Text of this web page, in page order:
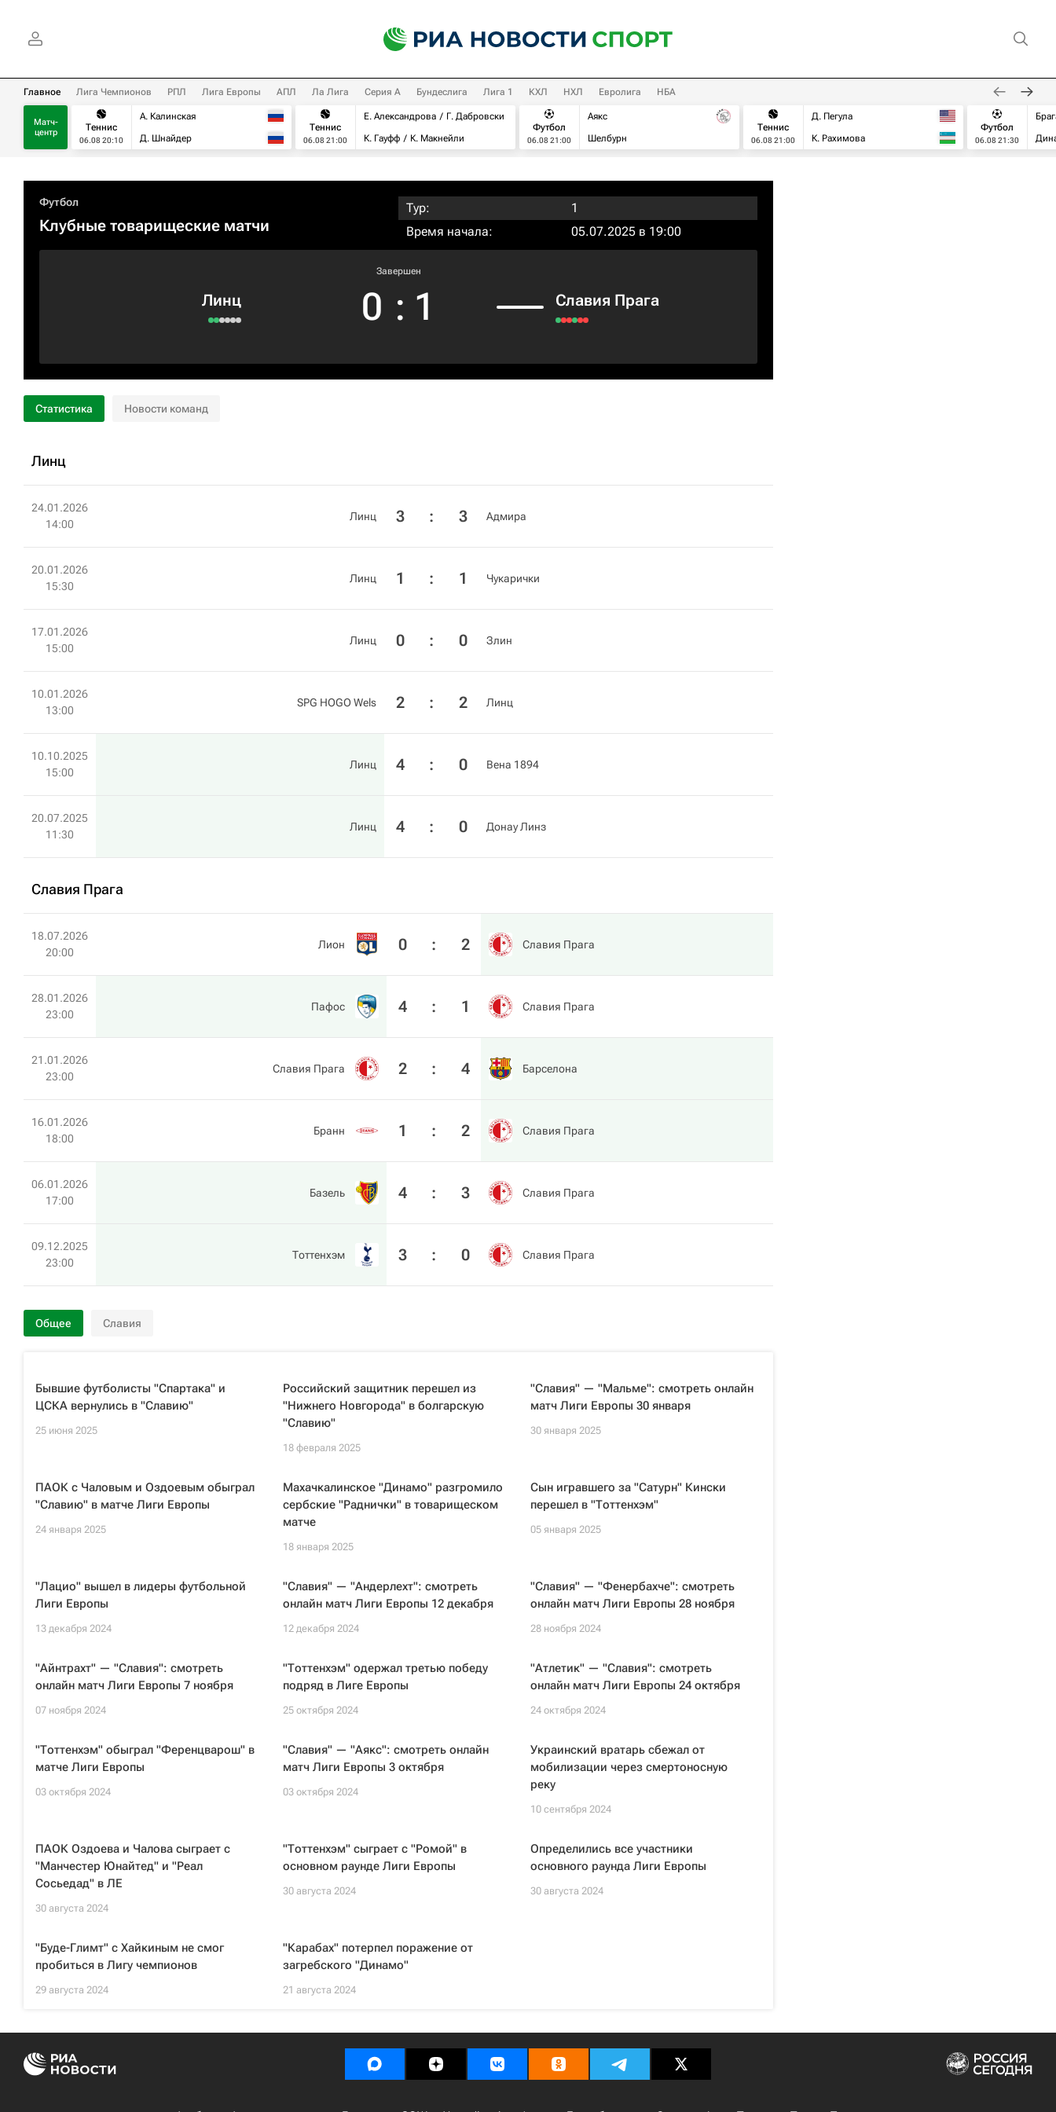
Главное Лига Чемпионов РПЛ Лига Европы АПЛ Ла Лига Серия А Бундеслига Лига 1 КХЛ НХЛ Евролига НБА
Матч-
центр
Теннис
06.08 20:10
А. Калинская
Д. Шнайдер
Теннис
06.08 21:00
Е. Александрова
Г. Дабровски
К. Гауфф
К. Макнейли
Футбол
06.08 21:00
Аякс
Шелбурн
Теннис
06.08 21:00
Д. Пегула
К. Рахимова
Футбол
06.08 21:30
Футбол
Клубные товарищеские матчи
Тур:
1
Время начала:
05.07.2025 в 19:00
Линц
Завершен
0 : 1 Славия Прага
Статистика Новости команд
Линц
24.01.2026
14:00
Линц 3 : 3 Адмира
20.01.2026
15:30
Линц 1 : 1 Чукарички
17.01.2026
15:00
Линц 0 : 0 Злин
10.01.2026
13:00
SPG HOGO Wels 2 : 2 Линц
10.10.2025
15:00
Линц 4 : 0 Вена 1894
20.07.2025
11:30
Линц 4 : 0 Донау Линз
Славия Прага
18.07.2026
20:00
Лион 0 : 2 Славия Прага
28.01.2026
23:00
Пафос 4 : 1 Славия Прага
21.01.2026
23:00
Славия Прага 2 : 4 Барселона
16.01.2026
18:00
Бранн 1 : 2 Славия Прага
06.01.2026
17:00
Базель 4 : 3 Славия Прага
09.12.2025
23:00
Тоттенхэм 3 : 0 Славия Прага
Общее Славия
Бывшие футболисты "Спартака" и
ЦСКА вернулись в "Славию"
25 июня 2025
Российский защитник перешел из
"Нижнего Новгорода" в болгарскую
"Славию"
18 февраля 2025
"Славия" — "Мальме": смотреть онлайн
матч Лиги Европы 30 января
30 января 2025
ПАОК с Чаловым и Оздоевым обыграл
"Славию" в матче Лиги Европы
24 января 2025
Махачкалинское "Динамо" разгромило
сербские "Раднички" в товарищеском
матче
18 января 2025
Сын игравшего за "Сатурн" Кински
перешел в "Тоттенхэм"
05 января 2025
"Лацио" вышел в лидеры футбольной
Лиги Европы
13 декабря 2024
"Славия" — "Андерлехт": смотреть
онлайн матч Лиги Европы 12 декабря
12 декабря 2024
"Славия" — "Фенербахче": смотреть
онлайн матч Лиги Европы 28 ноября
28 ноября 2024
"Айнтрахт" — "Славия": смотреть
онлайн матч Лиги Европы 7 ноября
07 ноября 2024
"Тоттенхэм" одержал третью победу
подряд в Лиге Европы
25 октября 2024
"Атлетик" — "Славия": смотреть
онлайн матч Лиги Европы 24 октября
24 октября 2024
"Тоттенхэм" обыграл "Ференцварош" в
матче Лиги Европы
03 октября 2024
"Славия" — "Аякс": смотреть онлайн
матч Лиги Европы 3 октября
03 октября 2024
Украинский вратарь сбежал от
мобилизации через смертоносную
реку
10 сентября 2024
ПАОК Оздоева и Чалова сыграет с
"Манчестер Юнайтед" и "Реал
Сосьедад" в ЛЕ
30 августа 2024
"Тоттенхэм" сыграет с "Ромой" в
основном раунде Лиги Европы
30 августа 2024
Определились все участники
основного раунда Лиги Европы
30 августа 2024
"Буде-Глимт" с Хайкиным не смог
пробиться в Лигу чемпионов
29 августа 2024
"Карабах" потерпел поражение от
загребского "Динамо"
21 августа 2024